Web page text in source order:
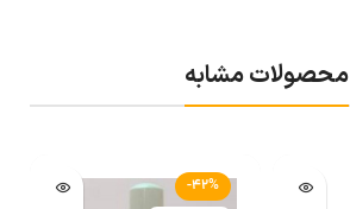
محصولات مشابه
-42%